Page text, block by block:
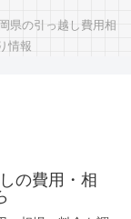
県の引っ越し費用相
情報